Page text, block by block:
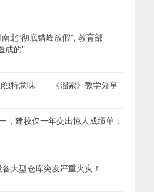
北“彻底错峰放假”; 教育部
成的”
独特意味——《溜索》教学分享
，建校仅一年交出惊人成绩单：
大型仓库突发严重火灾！